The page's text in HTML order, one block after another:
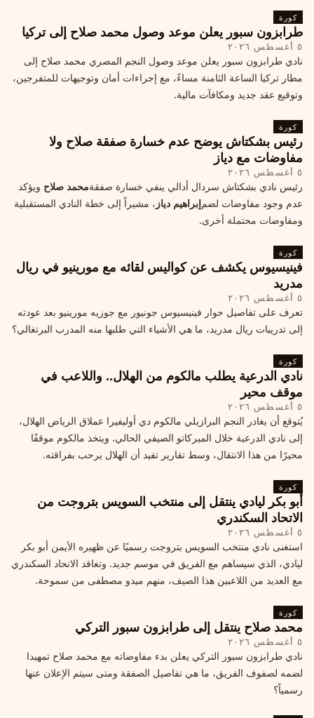
كورة
طرابزون سبور يعلن موعد وصول محمد صلاح إلى تركيا
٥ أغسطس ٢٠٢٦
نادي طرابزون سبور يعلن موعد وصول النجم المصري محمد صلاح إلى
مطار تركيا الساعة الثامنة مساءً، مع إجراءات أمان وتوجيهات للمتفرجين،
وتوقيع عقد جديد ومكافآت مالية.
كورة
رئيس بشكتاش يوضح عدم خسارة صفقة صلاح ولا
مفاوضات مع دياز
٥ أغسطس ٢٠٢٦
رئيس نادي بشكتاش سردال أدالي ينفي خسارة صفقةمحمد صلاح ويؤكد
عدم وجود مفاوضات لضمإبراهيم دياز ، مشيراً إلى خطة النادي المستقبلية
ومفاوضات محتملة أخرى.
كورة
فينيسيوس يكشف عن كواليس لقائه مع مورينيو في ريال
مدريد
٥ أغسطس ٢٠٢٦
تعرف على تفاصيل حوار فينيسيوس جونيور مع جوزيه مورينيو بعد عودته
إلى تدريبات ريال مدريد، ما هي الأشياء التي طلبها منه المدرب البرتغالي؟
كورة
نادي الدرعية يطلب مالكوم من الهلال.. واللاعب في
موقف محير
٥ أغسطس ٢٠٢٦
يُتوقع أن يغادر النجم البرازيلي مالكوم دي أوليفيرا عملاق الرياض الهلال،
إلى نادي الدرعية خلال الميركاتو الصيفي الحالي. ويتخذ مالكوم موقفًا
محيرًا من هذا الانتقال، وسط تقارير تفيد أن الهلال يرحب بفراقته.
كورة
أبو بكر ليادي ينتقل إلى منتخب السويس بتروجت من
الاتحاد السكندري
٥ أغسطس ٢٠٢٦
استغنى نادي منتخب السويس بتروجت رسميًا عن ظهيره الأيمن أبو بكر
ليادي، الذي سيساهم مع الفريق في موسم جديد. وتعاقد الاتحاد السكندري
مع العديد من اللاعبين هذا الصيف، منهم ميدو مصطفى من سموحة.
كورة
محمد صلاح ينتقل إلى طرابزون سبور التركي
٥ أغسطس ٢٠٢٦
نادي طرابزون سبور التركي يعلن بدء مفاوضاته مع محمد صلاح تمهيدا
لضمه لصفوف الفريق، ما هي تفاصيل الصفقة ومتى سيتم الإعلان عنها
رسمياً؟